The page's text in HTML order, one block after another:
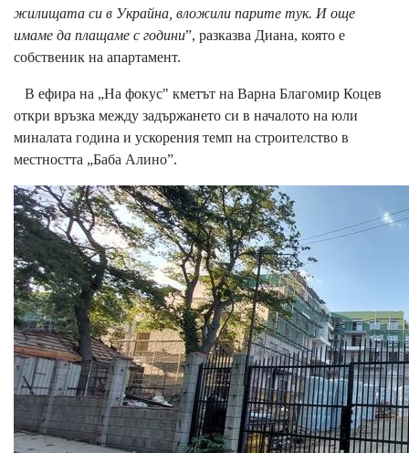
жилищата си в Украйна, вложили парите тук. И още
имаме да плащаме с години”, разказва Диана, която е
собственик на апартамент.
В ефира на „На фокус" кметът на Варна Благомир Коцев
откри връзка между задържането си в началото на юли
миналата година и ускорения темп на строителство в
местността „Баба Алино”.